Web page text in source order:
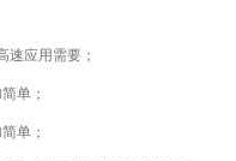
速应用需要；
单；
单；